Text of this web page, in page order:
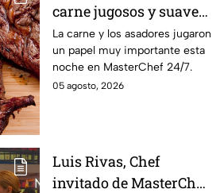
carne jugosos y suaves
al estilo MasterChef
24/7?
La carne y los asadores jugaron
un papel muy importante esta
noche en MasterChef 24/7.
05 agosto, 2026
Luis Rivas, Chef
invitado de MasterChef